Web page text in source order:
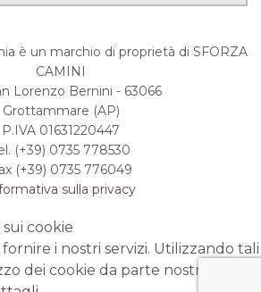
è un marchio di proprietà di SFORZA
CAMINI
Lorenzo Bernini - 63066
Grottammare (AP)
P.IVA 01631220447
(+39) 0735 778530
(+39) 0735 776049
sulla privacy
cookie
fornire i nostri servizi. Utilizzando tali
dei cookie da parte nostra.